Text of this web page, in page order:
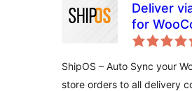
Deliver
for
ShipOS – Auto Sync your
store orders to all delivery